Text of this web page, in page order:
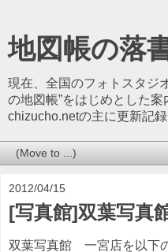
地図帳の落
現在、全国のフォトスタジ
の地図帳”をはじめとした
chizucho.netの主に更新記録
2012/04/15
[写真館]双葉写真
双葉写真館 一宮店を以下